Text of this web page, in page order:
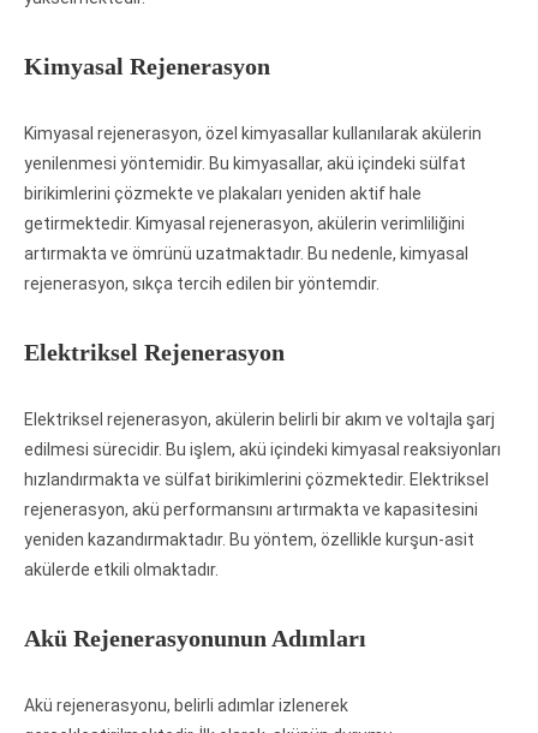
Kimyasal Rejenerasyon
Kimyasal rejenerasyon, özel kimyasallar kullanılarak akülerin
yenilenmesi yöntemidir. Bu kimyasallar, akü içindeki sülfat
birikimlerini çözmekte ve plakaları yeniden aktif hale
getirmektedir. Kimyasal rejenerasyon, akülerin verimliliğini
artırmakta ve ömrünü uzatmaktadır. Bu nedenle, kimyasal
rejenerasyon, sıkça tercih edilen bir yöntemdir.
Elektriksel Rejenerasyon
Elektriksel rejenerasyon, akülerin belirli bir akım ve voltajla şarj
edilmesi sürecidir. Bu işlem, akü içindeki kimyasal reaksiyonları
hızlandırmakta ve sülfat birikimlerini çözmektedir. Elektriksel
rejenerasyon, akü performansını artırmakta ve kapasitesini
yeniden kazandırmaktadır. Bu yöntem, özellikle kurşun-asit
akülerde etkili olmaktadır.
Akü Rejenerasyonunun Adımları
Akü rejenerasyonu, belirli adımlar izlenerek